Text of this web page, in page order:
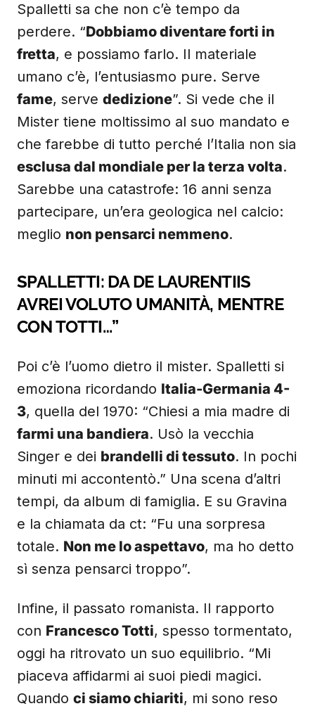
Spalletti sa che non c’è tempo da
perdere. “Dobbiamo diventare forti in
fretta, e possiamo farlo. Il materiale
umano c’è, l’entusiasmo pure. Serve
fame, serve dedizione”. Si vede che il
Mister tiene moltissimo al suo mandato e
che farebbe di tutto perché l’Italia non sia
esclusa dal mondiale per la terza volta.
Sarebbe una catastrofe: 16 anni senza
partecipare, un’era geologica nel calcio:
meglio non pensarci nemmeno.
SPALLETTI: DA DE LAURENTIIS
AVREI VOLUTO UMANITÀ, MENTRE
CON TOTTI…”
Poi c’è l’uomo dietro il mister. Spalletti si
emoziona ricordando Italia-Germania 4-
3, quella del 1970: “Chiesi a mia madre di
farmi una bandiera. Usò la vecchia
Singer e dei brandelli di tessuto. In pochi
minuti mi accontentò.” Una scena d’altri
tempi, da album di famiglia. E su Gravina
e la chiamata da ct: “Fu una sorpresa
totale. Non me lo aspettavo, ma ho detto
sì senza pensarci troppo”.
Infine, il passato romanista. Il rapporto
con Francesco Totti, spesso tormentato,
oggi ha ritrovato un suo equilibrio. “Mi
piaceva affidarmi ai suoi piedi magici.
Quando ci siamo chiariti, mi sono reso